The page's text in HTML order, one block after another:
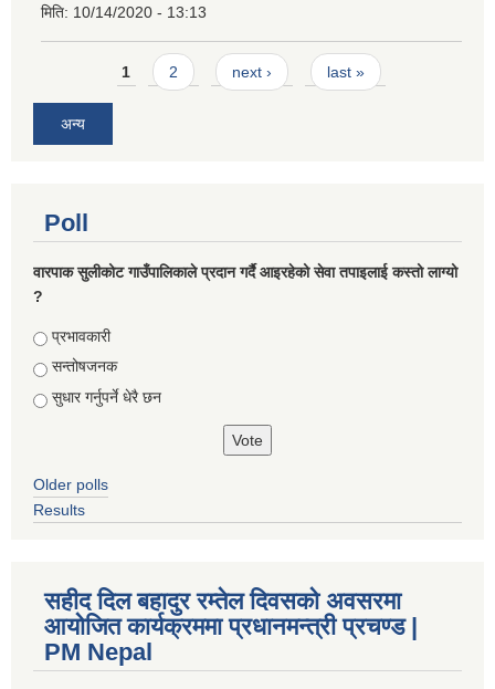
मिति: 10/14/2020 - 13:13
Pages1 2 next › last »
अन्य
Poll
वारपाक सुलीकोट गाउँपालिकाले प्रदान गर्दै आइरहेको सेवा तपाइलाई कस्तो लाग्यो
?
Choices
प्रभावकारी
सन्तोषजनक
सुधार गर्नुपर्ने धेरै छन
Older polls
Results
सहीद दिल बहादुर रम्तेल दिवसको अवसरमा
आयोजित कार्यक्रममा प्रधानमन्त्री प्रचण्ड |
PM Nepal